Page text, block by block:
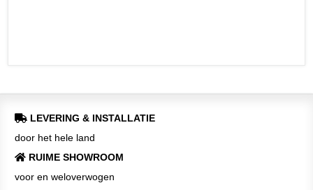
LEVERING & INSTALLATIE
door het hele land
RUIME SHOWROOM
voor en weloverwogen